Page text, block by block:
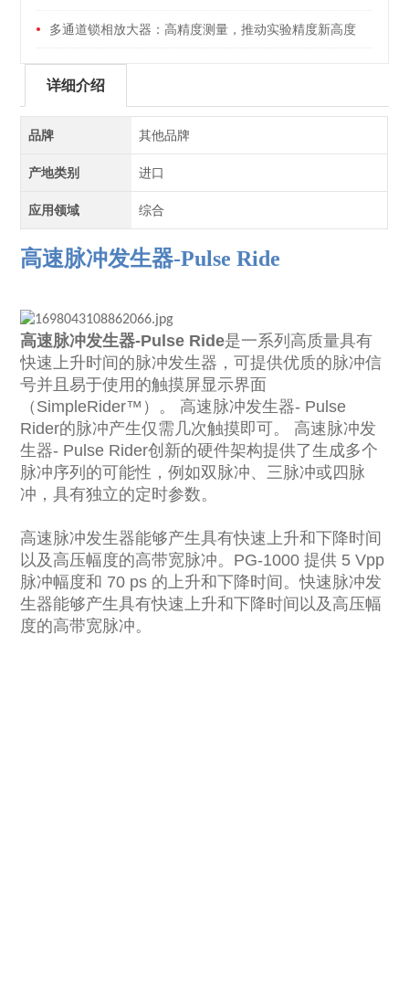
多通道锁相放大器：高精度测量，推动实验精度新高度
详细介绍
品牌 其他品牌
产地类别 进口
应用领域 综合
高速脉冲发生器-Pulse Ride
高速脉冲发生器-Pulse Ride是一系列高质量具有
快速上升时间的脉冲发生器，可提供优质的脉冲信
号并且易于使用的触摸屏显示界面
（ SimpleRider™）。
高速脉冲发生器- Pulse
Rider的脉冲产生仅需几次触摸即可。
高速脉冲发
生器- Pulse Rider创新的硬件架构提供了生成多个
脉冲序列的可能性，例如双脉冲、三脉冲或四脉
冲，具有独立的定时参数。
高速脉冲发生器能够产生具有快速上升和下降时间
以及高压幅度的高带宽脉冲。PG-1000 提供 5 Vpp
脉冲幅度和 70 ps 的上升和下降时间。快速脉冲发
生器能够产生具有快速上升和下降时间以及高压幅
度的高带宽脉冲。